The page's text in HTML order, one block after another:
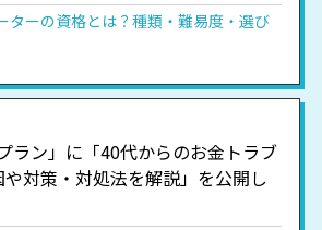
ターの資格とは？種類・難易度・選び
ラン」に「40代からのお金トラブ
対策・対処法を解説」を公開し